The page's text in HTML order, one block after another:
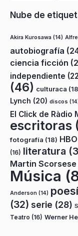
Nube de
Akira Kurosawa (14)
autobiografía
ciencia ficción
independiente
(46) culturaca
Lynch (20) discos
El Click de Ràdio
escritoras
fotografía (18) HBO
(16) literatura
Martin Scorsese
Música
Anderson (14)
(32) serie (28)
Teatro (16) Werner